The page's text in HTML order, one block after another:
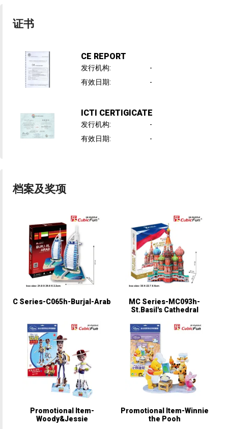
证书
CE REPORT
发行机构:
-
有效日期: -
ICTI CERTIGICATE
发行机构:
-
有效日期: -
档案及奖项
C Series-C065h-Burjal-Arab
MC Series-MC093h-
St.Basil's Cathedral
Promotional Item-
Woody&Jessie
Promotional Item-Winnie
the Pooh